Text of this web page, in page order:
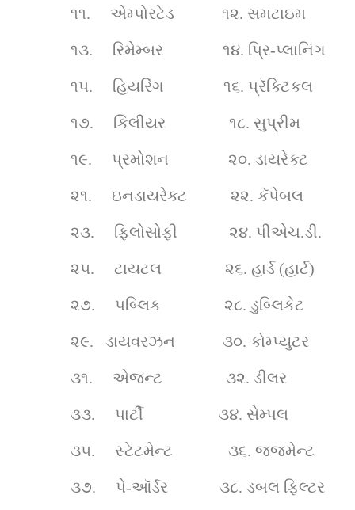
૧૧. એમ્પોરટેડ            ૧૨. સમટાઇમ
૧૩. રિમેમ્બર               ૧૪. પ્રિ-પ્લાનિંગ
૧૫. હિયરિંગ               ૧૬. પ્રૅક્ટિકલ
૧૭. કિલીયર                ૧૮. સુપ્રીમ
૧૯. પ્રમોશન               ૨૦. ડાયરેક્ટ
૨૧. ઇનડાયરેક્ટ           ૨૨. કૅપેબલ
૨૩. ફિલોસોફી             ૨૪. પીએચ.ડી.
૨૫. ટાયટલ                ૨૬. હાર્ડ (હાર્ટ)
૨૭. પબ્લિક                ૨૮. ડુબ્લિકેટ
૨૯. ડાયવરઝન            ૩૦. કોમ્પ્યુટર
૩૧. એજન્ટ                ૩૨. ડીલર
૩૩. પાર્ટી                   ૩૪. સેમ્પલ
૩૫. સ્ટેટમેન્ટ              ૩૬. જજમેન્ટ
૩૭. પે-ઑર્ડર             ૩૮. ડબલ ફિલ્ટર